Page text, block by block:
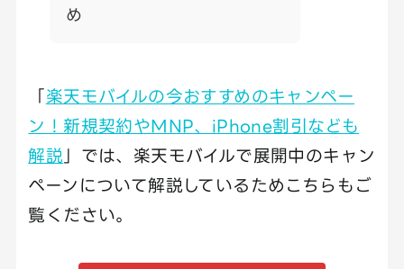
め
「楽天モバイルの今おすすめのキャンペー
ン！新規契約やMNP、iPhone割引なども
解説 」では、楽天モバイルで展開中のキャン
ペーンについて解説しているためこちらもご
覧ください。